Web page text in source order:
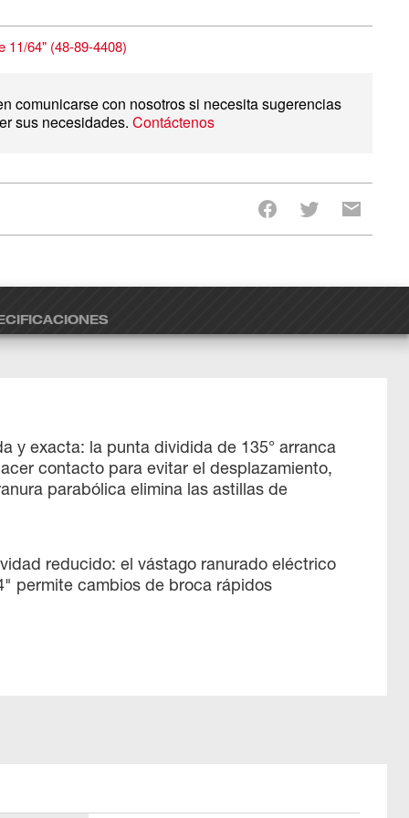
11/64" (48-89-4408)
comunicarse con nosotros si necesita sugerencias
sus necesidades. Contáctenos
y exacta: la punta dividida de 135° arranca
contacto para evitar el desplazamiento,
parabólica elimina las astillas de
reducido: el vástago ranurado eléctrico
permite cambios de broca rápidos